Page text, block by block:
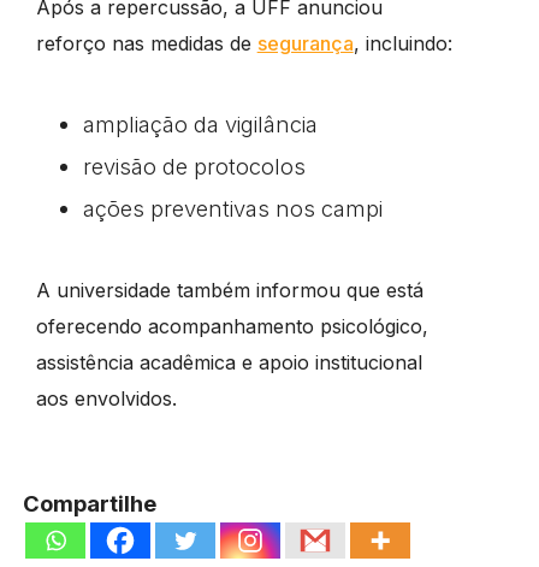
Após a repercussão, a UFF anunciou
reforço nas medidas de segurança, incluindo:
ampliação da vigilância
revisão de protocolos
ações preventivas nos campi
A universidade também informou que está
oferecendo acompanhamento psicológico,
assistência acadêmica e apoio institucional
aos envolvidos.
Compartilhe